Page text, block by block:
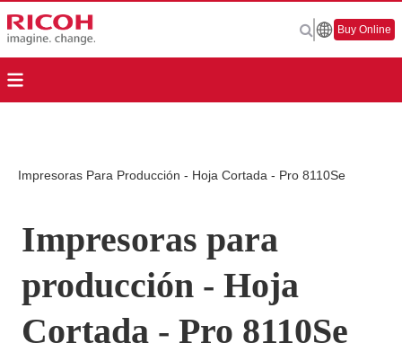
Buy Online
Impresoras Para Producción - Hoja Cortada - Pro 8110Se
Impresoras para
producción - Hoja
Cortada - Pro 8110Se